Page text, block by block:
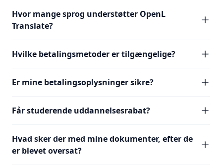
Hvor mange sprog understøtter OpenL
Translate?
Hvilke betalingsmetoder er tilgængelige?
Er mine betalingsoplysninger sikre?
Får studerende uddannelsesrabat?
Hvad sker der med mine dokumenter, efter de
er blevet oversat?